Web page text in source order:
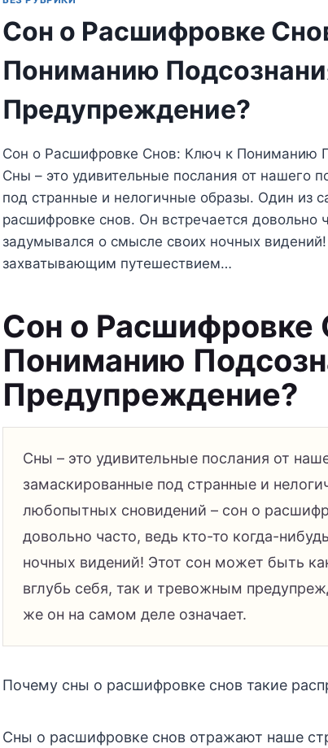
Сон о Расшифровке
Пониманию
Предупреждение?
Сон о Расшифровке Снов: Ключ к Пониманию
Сны – это удивительные послания от нашего
под странные и нелогичные образы. Один из
расшифровке снов. Он встречается довольно
задумывался о смысле своих ночных
захватывающим путешествием…
Сон о Расшифровке
Пониманию
Предупреждение?
Сны – это удивительные послания от
замаскированные под странные и
любопытных сновидений – сон о
довольно часто, ведь кто-то когда-
ночных видений! Этот сон может быть
вглубь себя, так и тревожным
же он на самом деле означает.
Почему сны о расшифровке снов такие
Сны о расшифровке снов отражают наше